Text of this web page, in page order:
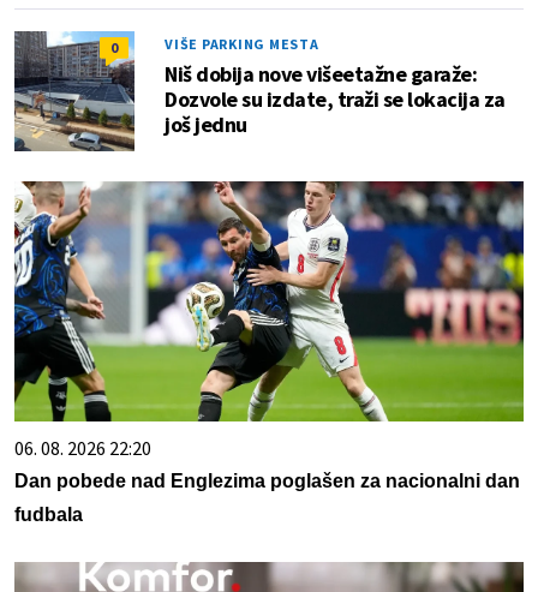
0 VIŠE PARKING MESTA
Niš dobija nove višeetažne garaže:
Dozvole su izdate, traži se lokacija za
još jednu
06. 08. 2026 22:20
Dan pobede nad Englezima poglašen za nacionalni dan
fudbala